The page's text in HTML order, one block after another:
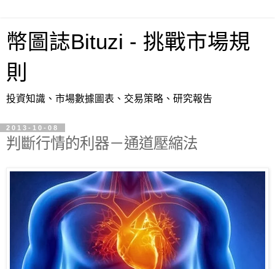
幣圖誌Bituzi - 挑戰市場規
則
投資知識、市場數據圖表、交易策略、研究報告
2013-10-08
判斷行情的利器－通道壓縮法